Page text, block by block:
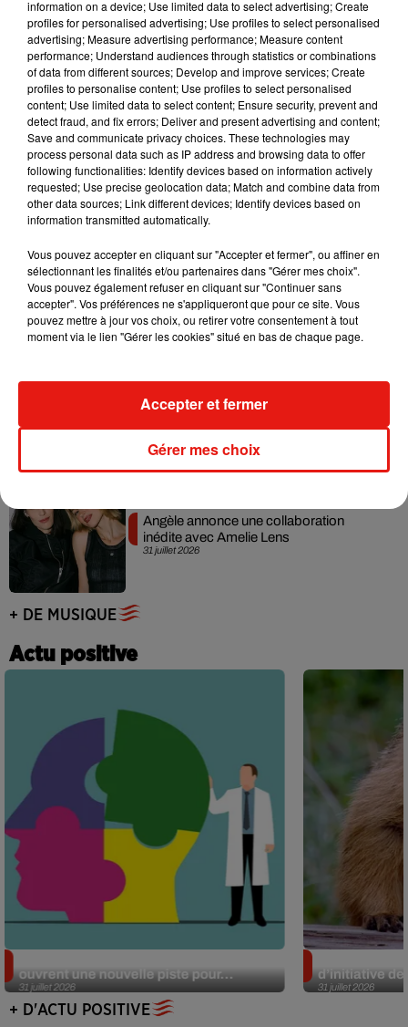
4 août 2026
Tiny Desk invite Charlie Puth pour une
live session solaire
4 août 2026
Ariana Grande prendra une pause après
sa tournée mondiale
31 juillet 2026
Grand Corps Malade emmène Styleto
en road-trip dans son nouveau clip
31 juillet 2026
Ariana Grande se libère dans son nouvel
album « Petals »
31 juillet 2026
Angèle annonce une collaboration
inédite avec Amelie Lens
+ DE MUSIQUE
Actu positive
31 juillet 2026
ouvrent une nouvelle piste pour...
31 juillet 2026
d’initiative
+ D'ACTU POSITIVE
information on a device; Use limited data to select advertising; Create
profiles for personalised advertising; Use profiles to select personalised
advertising; Measure advertising performance; Measure content
performance; Understand audiences through statistics or combinations
of data from different sources; Develop and improve services; Create
profiles to personalise content; Use profiles to select personalised
content; Use limited data to select content; Ensure security, prevent and
detect fraud, and fix errors; Deliver and present advertising and content;
Save and communicate privacy choices. These technologies may
process personal data such as IP address and browsing data to offer
following functionalities: Identify devices based on information actively
requested; Use precise geolocation data; Match and combine data from
other data sources; Link different devices; Identify devices based on
information transmitted automatically.
Vous pouvez accepter en cliquant sur "Accepter et fermer", ou affiner en
sélectionnant les finalités et/ou partenaires dans "Gérer mes choix".
Vous pouvez également refuser en cliquant sur "Continuer sans
accepter". Vos préférences ne s'appliqueront que pour ce site. Vous
pouvez mettre à jour vos choix, ou retirer votre consentement à tout
moment via le lien "Gérer les cookies" situé en bas de chaque page.
Gérer mes choix
Accepter et fermer